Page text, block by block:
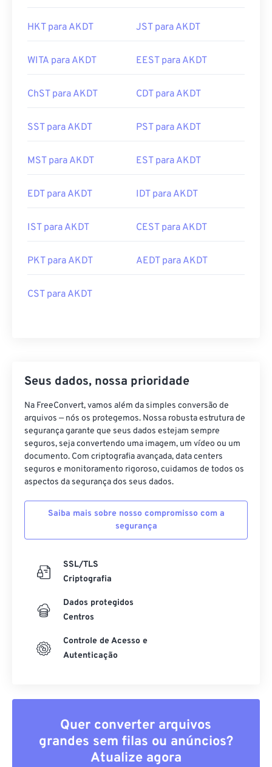
HKT para AKDT JST para AKDT
WITA para AKDT EEST para AKDT
ChST para AKDT CDT para AKDT
SST para AKDT PST para AKDT
MST para AKDT EST para AKDT
EDT para AKDT IDT para AKDT
IST para AKDT CEST para AKDT
PKT para AKDT AEDT para AKDT
CST para AKDT
Seus dados, nossa prioridade
Na FreeConvert, vamos além da simples conversão de
arquivos — nós os protegemos. Nossa robusta estrutura de
segurança garante que seus dados estejam sempre
seguros, seja convertendo uma imagem, um vídeo ou um
documento. Com criptografia avançada, data centers
seguros e monitoramento rigoroso, cuidamos de todos os
aspectos da segurança dos seus dados.
Saiba mais sobre nosso compromisso com a
segurança
SSL/TLS
Criptografia
Dados protegidos
Centros
Controle de Acesso e
Autenticação
Quer converter arquivos
grandes sem filas ou anúncios?
Atualize agora